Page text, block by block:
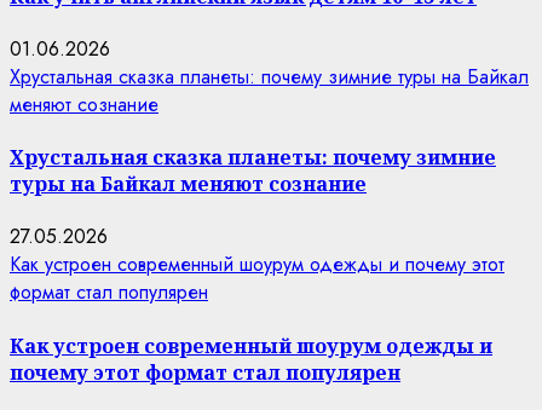
01.06.2026
Хрустальная сказка планеты: почему зимние туры на Байкал
меняют сознание
Хрустальная сказка планеты: почему зимние
туры на Байкал меняют сознание
27.05.2026
Как устроен современный шоурум одежды и почему этот
формат стал популярен
Как устроен современный шоурум одежды и
почему этот формат стал популярен